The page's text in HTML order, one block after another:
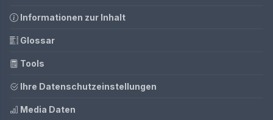
Informationen zur Inhalt
Glossar
Tools
Ihre Datenschutzeinstellungen
Media Daten